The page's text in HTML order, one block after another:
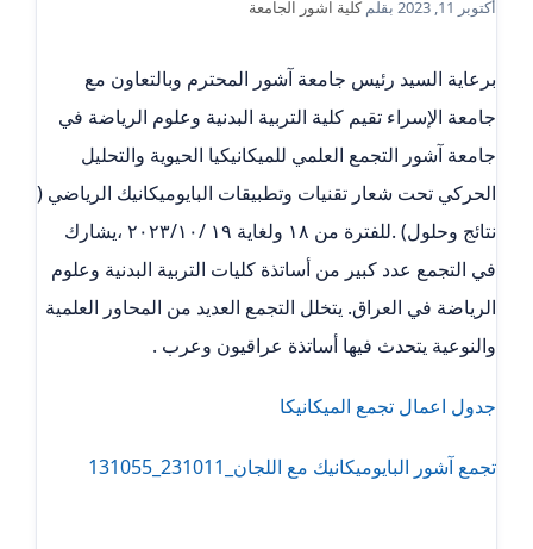
أكتوبر 11, 2023 بقلمكلية اشور الجامعة
برعاية السيد رئيس جامعة آشور المحترم وبالتعاون مع
جامعة الإسراء تقيم كلية التربية البدنية وعلوم الرياضة في
جامعة آشور التجمع العلمي للميكانيكيا الحيوية والتحليل
الحركي تحت شعار تقنيات وتطبيقات البايوميكانيك الرياضي (
نتائج وحلول) .للفترة من ١٨ ولغاية ١٩ /٢٠٢٣/١٠ ،يشارك
في التجمع عدد كبير من أساتذة كليات التربية البدنية وعلوم
الرياضة في العراق. يتخلل التجمع العديد من المحاور العلمية
والنوعية يتحدث فيها أساتذة عراقيون وعرب .
جدول اعمال تجمع الميكانيكا
تجمع آشور البايوميكانيك مع اللجان_231011_131055